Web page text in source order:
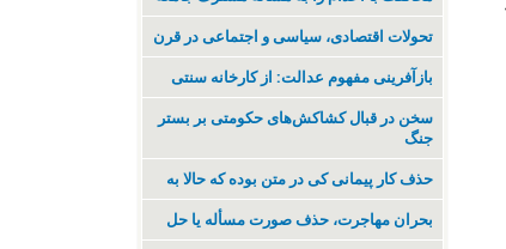
تحولات اقتصادی، سیاسی و اجتماعی در قرن
بازآفرینی مفهوم عدالت: از کارخانه سنتی
سخن در قبال کشاکش‌های حکومتی بر بستر
جنگ
حذف کار پیمانی کی در متن بودە کە حالا بە
بحران مهاجرت‌، حذف صورت مسأله یا حل